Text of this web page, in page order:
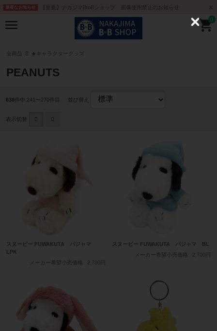
重要なお知らせ 【重要】ナカジマBtoBショップ 画像使用禁止のお知らせ
0
全商品 ★キャラクターグッズ
PEANUTS
638件中 241〜270件目 並び替え
表示切替
スヌーピー FUWAKUTA パジャマ
LPK
メーカー希望小売価格
2,700円
スヌーピー FUWAKUTA パジャマ BL
メーカー希望小売価格
2,700円
C